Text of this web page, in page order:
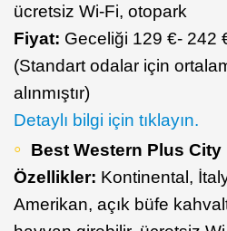
ücretsiz Wi-Fi, otopark
Fiyat: Geceliği 129 €- 242
(Standart odalar için
alınmıştır)
​Detaylı bilgi için tıklayın.
Best Western Plus City
Özellikler: Kontinental,
Amerikan, açık büfe